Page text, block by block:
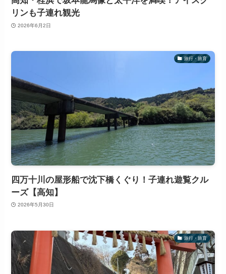
リンも子連れ観光
2026年6月2日
旅行・旅育
四万十川の屋形船で沈下橋くぐり！子連れ遊覧クル
ーズ【高知】
2026年5月30日
旅行・旅育